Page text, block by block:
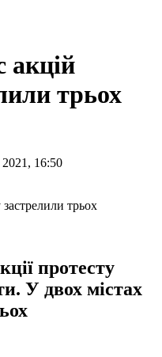
акцій
трьох
16:50
протесту
У двох містах